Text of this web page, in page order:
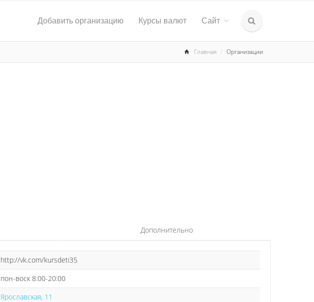
Добавить организацию Курсы валют Сайт
Главная Организации
Дополнительно
http://vk.com/kursdeti35
пон-воск 8:00-20:00
Ярославская, 11